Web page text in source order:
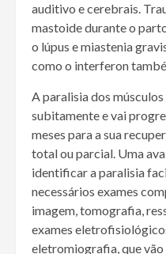
auditivo e cerebrais.
mastoide durante o
o lúpus e miastenia
como o interferon
A paralisia dos
subitamente e vai
meses para a sua
total ou parcial. Uma
identificar a paralisia
necessários exames
imagem, tomografia,
exames
eletromiografia, que